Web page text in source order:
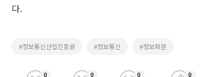
다.
#정보통신산업진흥원 #정보통신 #정보화분
0 0 0 0